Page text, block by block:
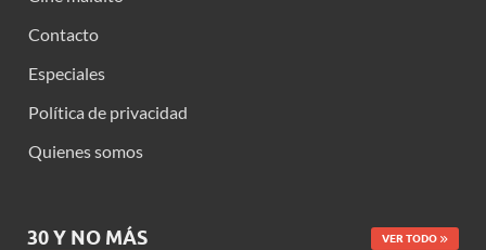
Contacto
Especiales
Política de privacidad
Quienes somos
30 Y NO MÁS VER TODO